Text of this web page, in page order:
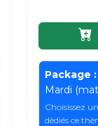
Package :
Mardi
Choisissez
dédiés ce